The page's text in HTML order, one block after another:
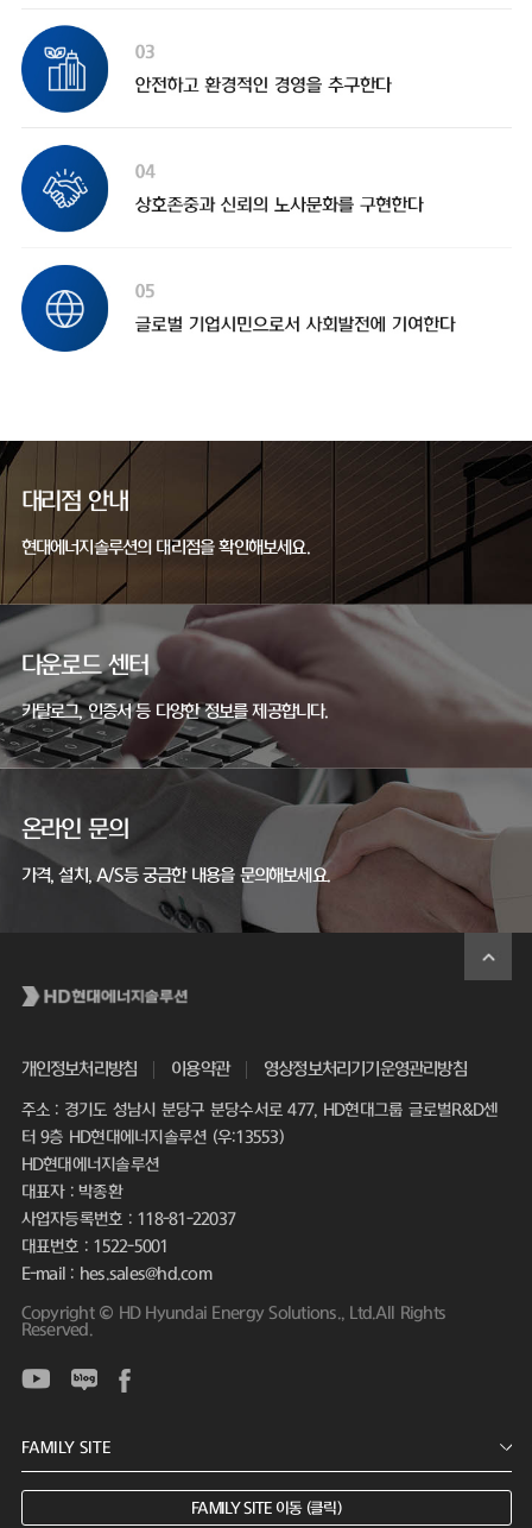
대리점 안내
현대에너지솔루션의 대리점을 확인해보세요.
다운로드 센터
카탈로그, 인증서 등 다양한 정보를 제공합니다.
온라인 문의
가격, 설치, A/S등 궁금한 내용을 문의해보세요.
개인정보처리방침 이용약관 영상정보처리기기운영관리방침
주소 : 경기도 성남시 분당구 분당수서로 477, HD현대그룹 글로벌R&D센
터 9층 HD현대에너지솔루션 (우:13553)
HD현대에너지솔루션
대표자 : 박종환
사업자등록번호 : 118-81-22037
대표번호 : 1522-5001
E-mail : hes.sales@hd.com
Copyright © HD Hyundai Energy Solutions., Ltd.All Rights
Reserved.
FAMILY SITE 이동 (클릭)